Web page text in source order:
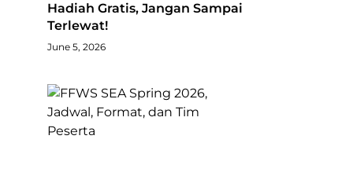
Hadiah Gratis, Jangan Sampai
Terlewat!
June 5, 2026